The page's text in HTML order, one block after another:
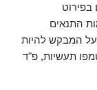
בפירוט
התנאים
על המבקש להיות
בע"מ נ' טמפו תעשיות, פ"ד